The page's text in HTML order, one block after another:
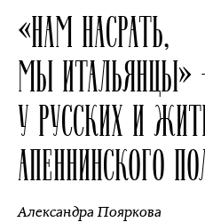
«НАМ НАСРАТЬ,
МЫ
У РУССКИХ И
АПЕННИНСКОГО
Александра Пояркова